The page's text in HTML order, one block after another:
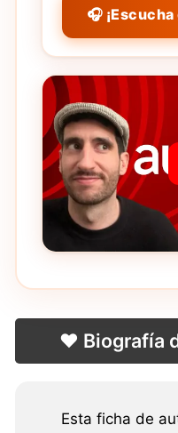
🎧
❤️ Biografía
Esta ficha de